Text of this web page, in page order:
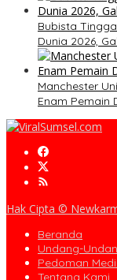
Bubista
Dunia 2026,
Manchester
Enam Pemain
Hak Cipta ©
Beranda
Undang-
Pedoman
Tentang Kami